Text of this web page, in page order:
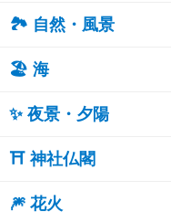
🏞️ 自然・風景
🏖 海
✨ 夜景・夕陽
⛩ 神社仏閣
🎆 花火